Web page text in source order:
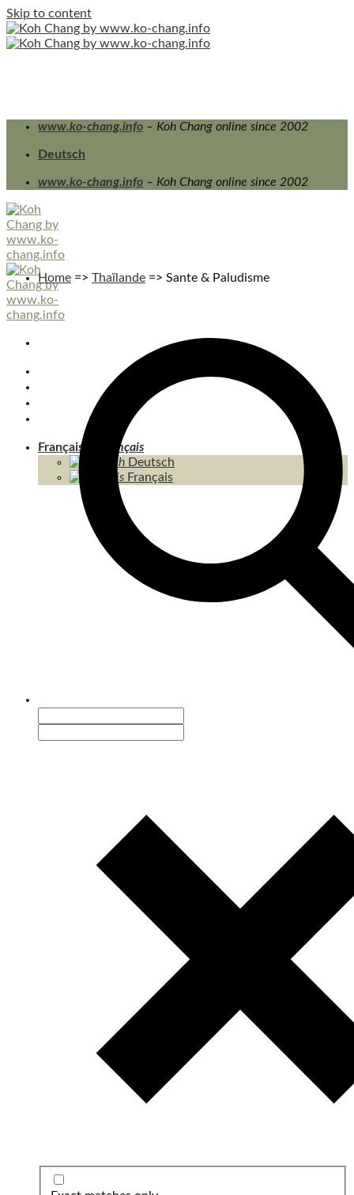
Skip to content
www.ko-chang.info – Koh Chang online since 2002
Deutsch
www.ko-chang.info – Koh Chang online since 2002
KOH KOOD & ÎLES
THAÏLANDE
CONTENU / SITEMAP
Français
Deutsch
Français
Home => Thaïlande => Sante & Paludisme